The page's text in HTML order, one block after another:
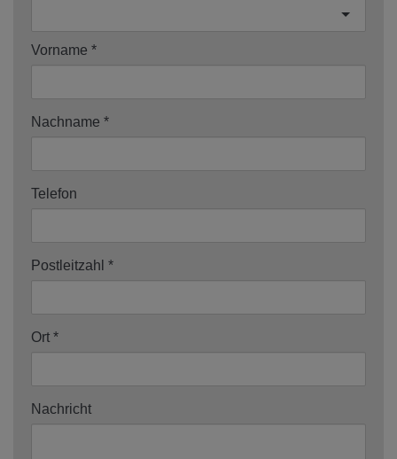
Vorname
Nachname
Telefon
Postleitzahl
Ort
Nachricht